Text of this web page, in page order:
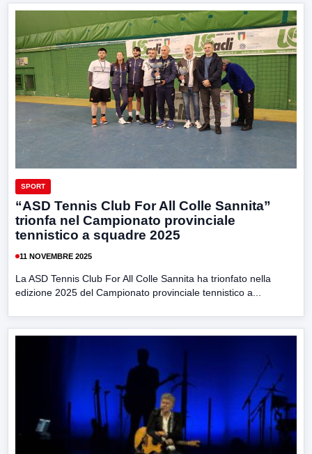
SPORT
“ASD Tennis Club For All Colle Sannita”
trionfa nel Campionato provinciale
tennistico a squadre 2025
11 NOVEMBRE 2025
La ASD Tennis Club For All Colle Sannita ha trionfato nella
edizione 2025 del Campionato provinciale tennistico a...